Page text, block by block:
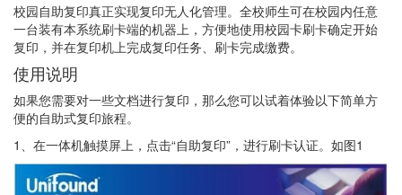
校园自助复印真正实现复印无人化管理。全校师生可在校园内任意
一台装有本系统刷卡端的机器上，方便地使用校园卡刷卡确定开始
复印，并在复印机上完成复印任务、刷卡完成缴费。
使用说明
如果您需要对一些文档进行复印，那么您可以试着体验以下简单方
便的自助式复印旅程。
1、在一体机触摸屏上，点击“自助复印”，进行刷卡认证。如图1